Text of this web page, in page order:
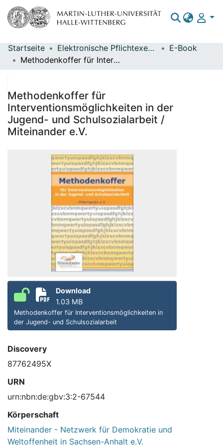
Bereiche & Sammlungen
Statistiken
Startseite Elektronische Pflichtexemplare
E-Book
Methodenkoffer für Interventionsmöglichkeiten in der Jugend- und Schulsozialarbeit / Miteinander e.V.
Methodenkoffer für
Interventionsmöglichkeiten in der
Jugend- und Schulsozialarbeit /
Miteinander e.V.
Download
1.03 MB
Methodenkoffer für Interventionsmöglichkeiten in
der Jugend- und Schulsozialarbeit
Discovery
87762495X
URN
urn:nbn:de:gbv:3:2-67544
Körperschaft
Miteinander - Netzwerk für Demokratie und
Weltoffenheit in Sachsen-Anhalt e.V.